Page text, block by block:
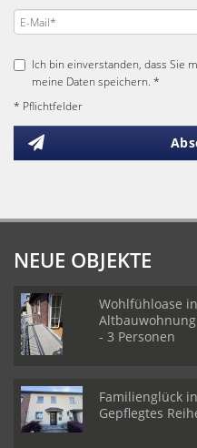
Ich bin einverstanden, dass Sie
meine Daten speichern. *
* Pflichtfelder
NEUE OBJEKTE
Wohlfühloase
- 3 Personen
Familienglück
Gepflegtes